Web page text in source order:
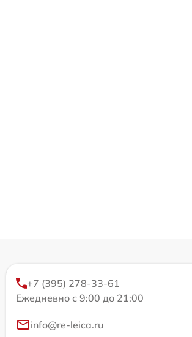
+7 (395) 278-33-61
Ежедневно с 9:00 до 21:00
info@re-leica.ru